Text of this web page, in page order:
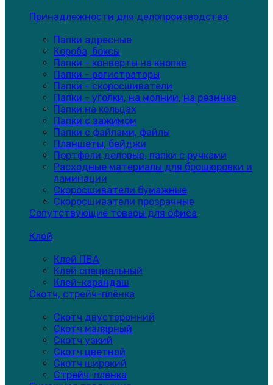
Принадлежности для делопроизводства
Папки адресные
Короба, боксы
Папки - конверты на кнопке
Папки - регистраторы
Папки - скоросшиватели
Папки - уголки, на молнии, на резинке
Папки на кольцах
Папки с зажимом
Папки с файлами, файлы
Планшеты, бейджи
Портфели деловые, папки с ручками
Расходные материалы для брошюровки и
ламинации
Скоросшиватели бумажные
Скоросшиватели прозрачные
Сопутствующие товары для офиса
Клей
Клей ПВА
Клей специальный
Клей-карандаш
Скотч, стрейч-плёнка
Скотч двусторонний
Скотч малярный
Скотч узкий
Скотч цветной
Скотч широкий
Стрейч-плёнка